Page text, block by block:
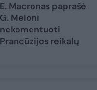
E. Macronas paprašė
G. Meloni
nekomentuoti
Prancūzijos reikalų